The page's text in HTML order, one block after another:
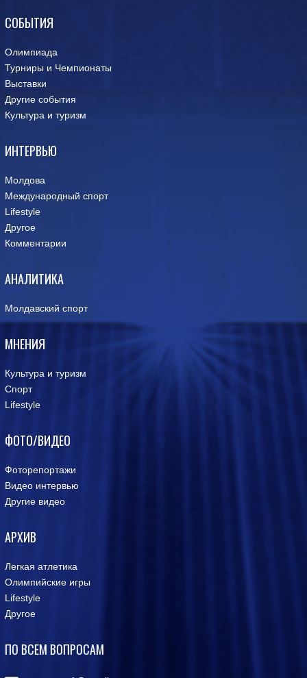
СОБЫТИЯ
Олимпиада
Турниры и Чемпионаты
Выставки
Другие события
Культура и туризм
ИНТЕРВЬЮ
Молдова
Международный спорт
Lifestyle
Другое
Комментарии
АНАЛИТИКА
Молдавский спорт
МНЕНИЯ
Культура и туризм
Спорт
Lifestyle
ФОТО/ВИДЕО
Фоторепортажи
Видео интервью
Другие видео
АРХИВ
Легкая атлетика
Олимпийские игры
Lifestyle
Другое
ПО ВСЕМ ВОПРОСАМ